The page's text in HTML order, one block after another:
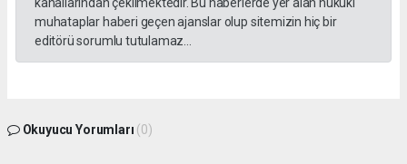
kanallarından çekilmektedir. Bu haberlerde yer alan hukuki
muhataplar haberi geçen ajanslar olup sitemizin hiç bir
editörü sorumlu tutulamaz...
Okuyucu Yorumları (0)